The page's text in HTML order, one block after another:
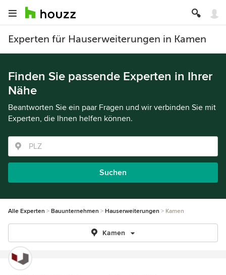
Experten für Hauserweiterungen in Kamen
Finden Sie passende Experten in Ihrer
Nähe
Beantworten Sie ein paar Fragen und wir verbinden Sie mit
Experten, die Ihnen helfen können.
Suchen
Alle Experten Bauunternehmen Hauserweiterungen Kamen
Kamen